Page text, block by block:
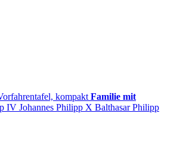
kompakt Familie mit
IV Johannes Philipp X BalthasarPhilipp